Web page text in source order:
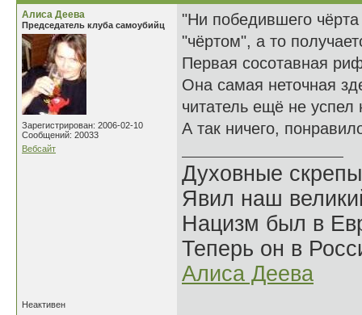
Алиса Деева
Председатель клуба самоубийц
Зарегистрирован: 2006-02-10
Сообщений: 20033
Вебсайт
"Ни победившего
"чёртом", а то
Первая сосотавная
Она самая неточная
читатель ещё не
А так ничего,
Духовные
Явил наш
Нацизм был в
Теперь он в
Алиса Деева
Неактивен